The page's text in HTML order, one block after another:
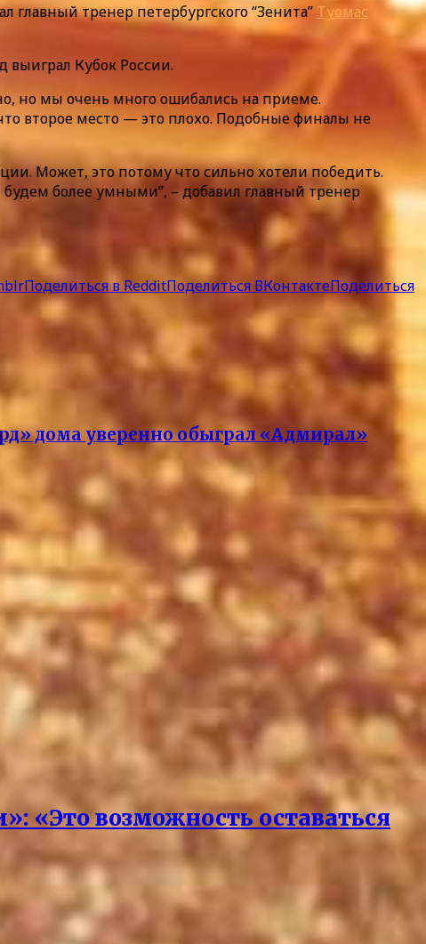
главный тренер петербургского “Зенита” Туомас
выиграл Кубок России.
но мы очень много ошибались на приеме.
второе место — это плохо. Подобные финалы не
Может, это потому что сильно хотели победить.
более умными”, – добавил главный тренер
Поделиться в RedditПоделиться ВКонтактеПоделиться
дома уверенно обыграл «Адмирал»
«Это возможность оставаться